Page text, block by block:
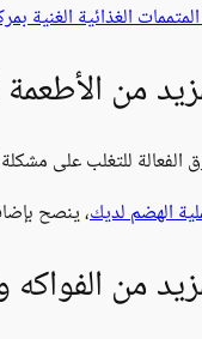
الغذائية الغنية
من الأطعمة
للتغلب على
الهضم لديك، ينصح
من